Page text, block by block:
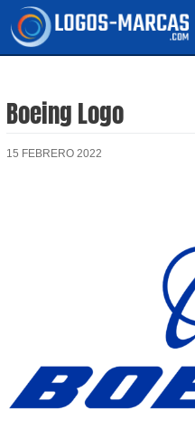
Boeing Logo
15 FEBRERO 2022